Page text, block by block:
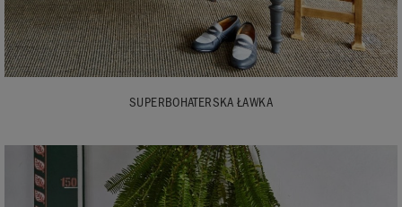
SUPERBOHATERSKA ŁAWKA